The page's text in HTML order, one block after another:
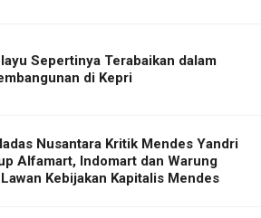
Sepertinya Terabaikan dalam
di Kepri
Nusantara Kritik Mendes Yandri
Alfamart, Indomart dan Warung
Kebijakan Kapitalis Mendes